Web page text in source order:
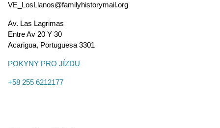
VE_LosLlanos@familyhistorymail.org
Av. Las Lagrimas
Entre Av 20 Y 30
Acarigua, Portuguesa 3301
POKYNY PRO JÍZDU
+58 255 6212177